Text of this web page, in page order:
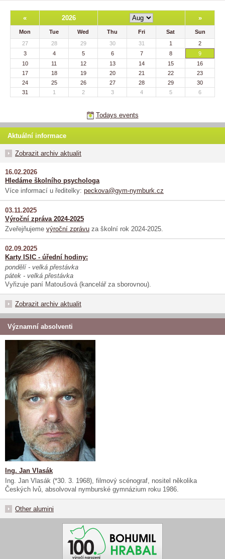
« 2026 »
Mon Tue Wed Thu Fri Sat
Sun
27
28 29 30 31 1
2
3
4 5 6 7 8
9
10
11 12 13 14 15
16
17
18 19 20 21 22
23
24
25 26 27 28 29
30
31
1 2 3 4 5 6
Todays events
Aktuální informace
Zobrazit archiv aktualit
16.02.2026
Hledáme školního psychologa
Více informací u ředitelky: peckova@gym-nymburk.cz
03.11.2025
Výroční zpráva 2024-2025
Zveřejňujeme výroční zprávu za školní rok 2024-2025.
02.09.2025
Karty ISIC - úřední hodiny:
pondělí - velká přestávka
pátek - velká přestávka
Vyřizuje paní Matoušová (kancelář za sborovnou).
Zobrazit archiv aktualit
Významní absolventi
Ing. Jan Vlasák
Ing. Jan Vlasák (*30. 3. 1968), filmový scénograf, nositel několika
Českých lvů, absolvoval nymburské gymnázium roku 1986.
Other alumini